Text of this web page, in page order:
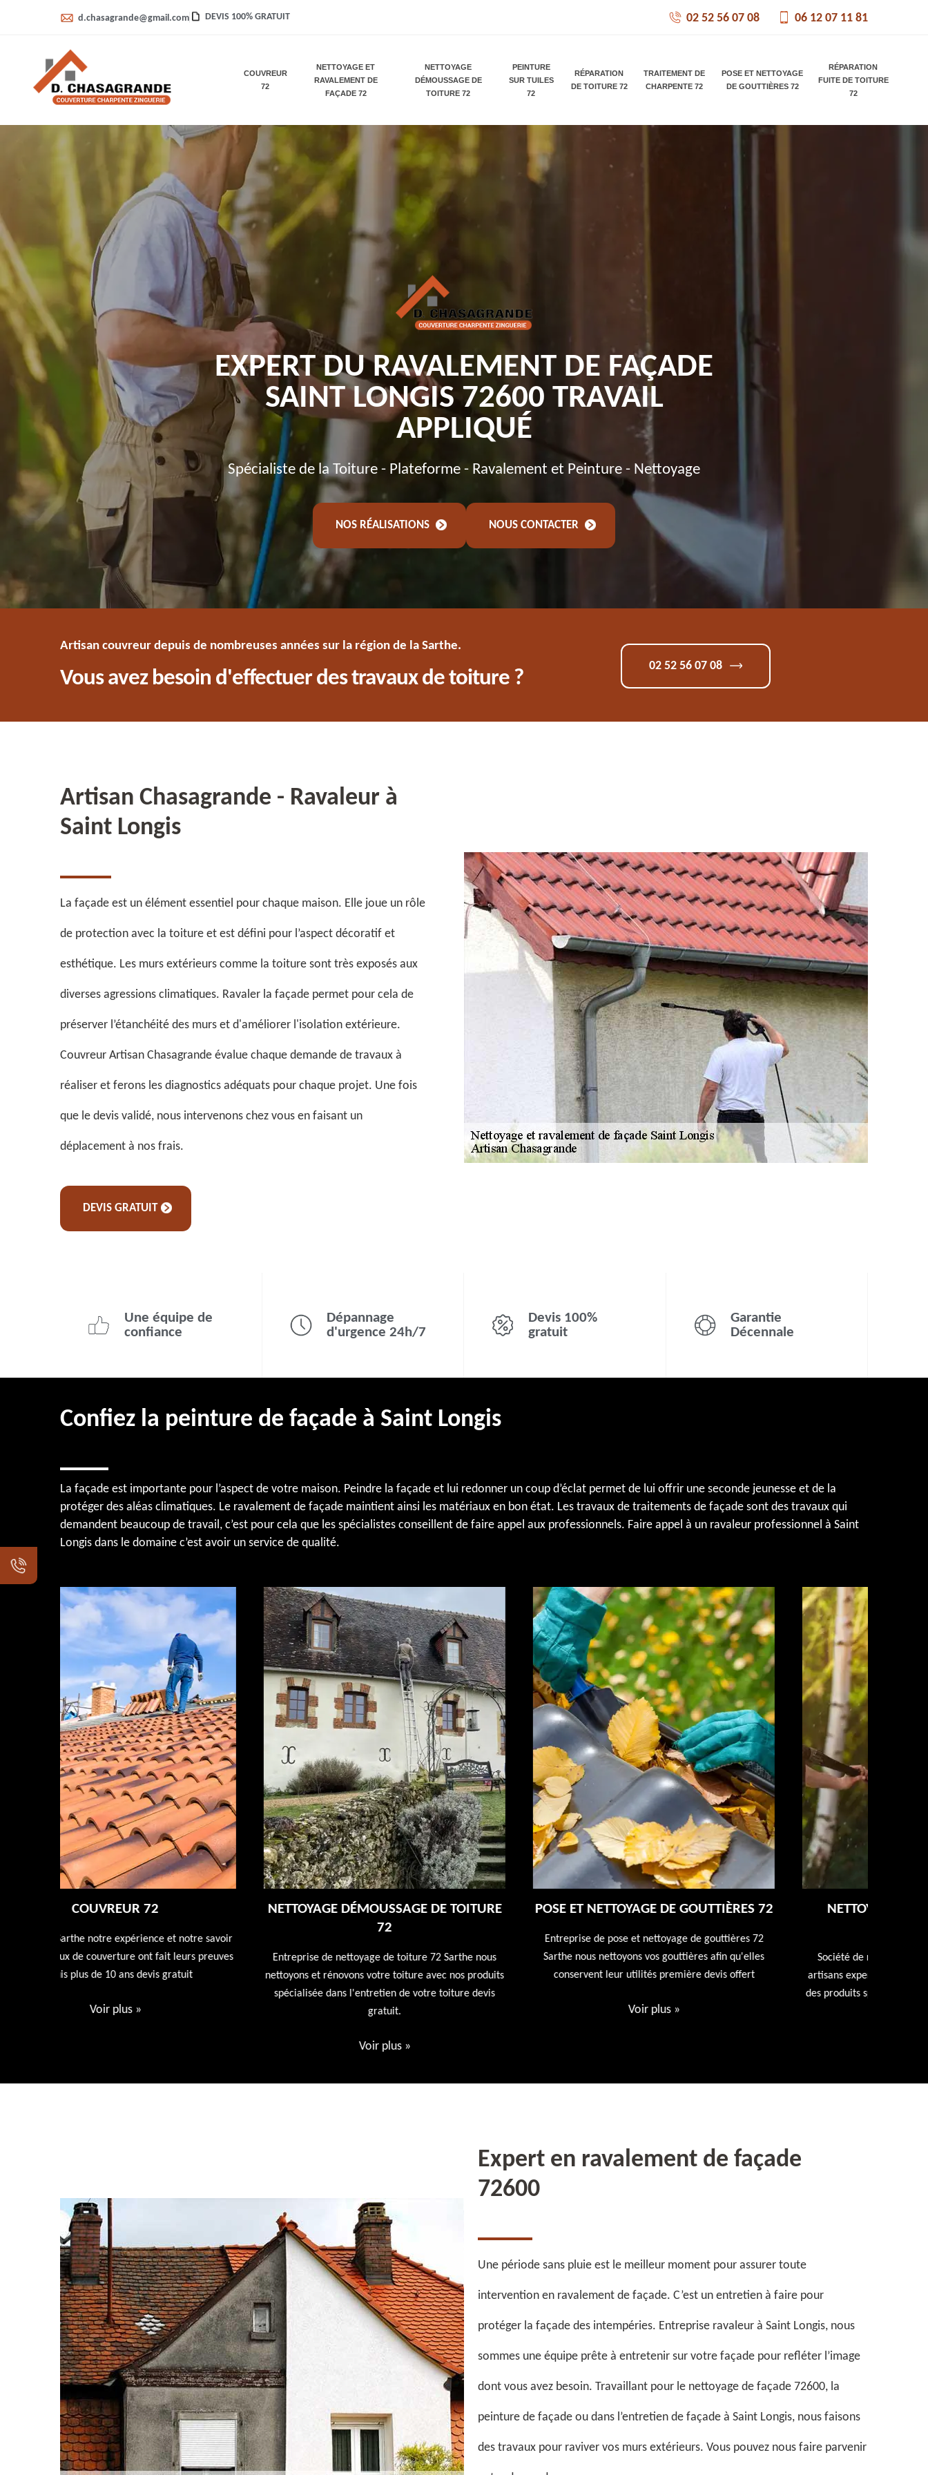
d.chasagrande@gmail.com DEVIS 100% GRATUIT 02 52 56 07 08 06 12 07 11 81
COUVREUR
72
NETTOYAGE ET
RAVALEMENT DE
FAÇADE 72
NETTOYAGE
DÉMOUSSAGE DE
TOITURE 72
PEINTURE
SUR TUILES
72
RÉPARATION
DE TOITURE 72
TRAITEMENT DE
CHARPENTE 72
POSE ET NETTOYAGE
DE GOUTTIÈRES 72
RÉPARATION
FUITE DE TOITURE
72
EXPERT DU RAVALEMENT DE FAÇADE
SAINT LONGIS 72600 TRAVAIL
APPLIQUÉ
Spécialiste de la Toiture - Plateforme - Ravalement et Peinture - Nettoyage
NOS RÉALISATIONS NOUS CONTACTER
Artisan couvreur depuis de nombreuses années sur la région de la Sarthe.
Vous avez besoin d'effectuer des travaux de toiture ?
02 52 56 07 08
Artisan Chasagrande - Ravaleur à
Saint Longis
La façade est un élément essentiel pour chaque maison. Elle joue un rôle
de protection avec la toiture et est défini pour l’aspect décoratif et
esthétique. Les murs extérieurs comme la toiture sont très exposés aux
diverses agressions climatiques. Ravaler la façade permet pour cela de
préserver l’étanchéité des murs et d'améliorer l'isolation extérieure.
Couvreur Artisan Chasagrande évalue chaque demande de travaux à
réaliser et ferons les diagnostics adéquats pour chaque projet. Une fois
que le devis validé, nous intervenons chez vous en faisant un
déplacement à nos frais.
DEVIS GRATUIT
Une équipe de
confiance
Dépannage
d'urgence 24h/7
Devis 100%
gratuit
Garantie
Décennale
Confiez la peinture de façade à Saint Longis
La façade est importante pour l’aspect de votre maison. Peindre la façade et lui redonner un coup d’éclat permet de lui offrir une seconde jeunesse et de la
protéger des aléas climatiques. Le ravalement de façade maintient ainsi les matériaux en bon état. Les travaux de traitements de façade sont des travaux qui
demandent beaucoup de travail, c’est pour cela que les spécialistes conseillent de faire appel aux professionnels. Faire appel à un ravaleur professionnel à Saint
Longis dans le domaine c’est avoir un service de qualité.
NETTOYAGE DÉMOUSSAGE DE TOITURE
Entreprise de nettoyage de toiture 72 Sarthe nous
nettoyons et rénovons votre toiture avec nos produits
spécialisée dans l'entretien de votre toiture devis
POSE ET NETTOYAGE DE GOUTTIÈRES 72
Entreprise de pose et nettoyage de gouttières 72
Sarthe nous nettoyons vos gouttières afin qu'elles
conservent leur utilités première devis offert
NETTOYAGE ET RAVALEMENT DE
Société de ravalement de façade 72 Sarthe nos
artisans expert en ravalement de façade utiliseront
des produits spécialisés. Devis et déplacement offert
Expert en ravalement de façade
72600
Une période sans pluie est le meilleur moment pour assurer toute
intervention en ravalement de façade. C’est un entretien à faire pour
protéger la façade des intempéries. Entreprise ravaleur à Saint Longis, nous
sommes une équipe prête à entretenir sur votre façade pour refléter l’image
dont vous avez besoin. Travaillant pour le nettoyage de façade 72600, la
peinture de façade ou dans l’entretien de façade à Saint Longis, nous faisons
des travaux pour raviver vos murs extérieurs. Vous pouvez nous faire parvenir